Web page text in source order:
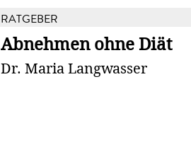
RATGEBER
Abnehmen ohne Diät
Dr. Maria Langwasser